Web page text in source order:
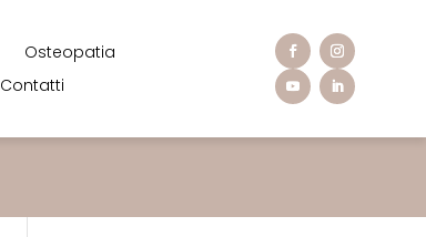
Osteopatia
Contatti